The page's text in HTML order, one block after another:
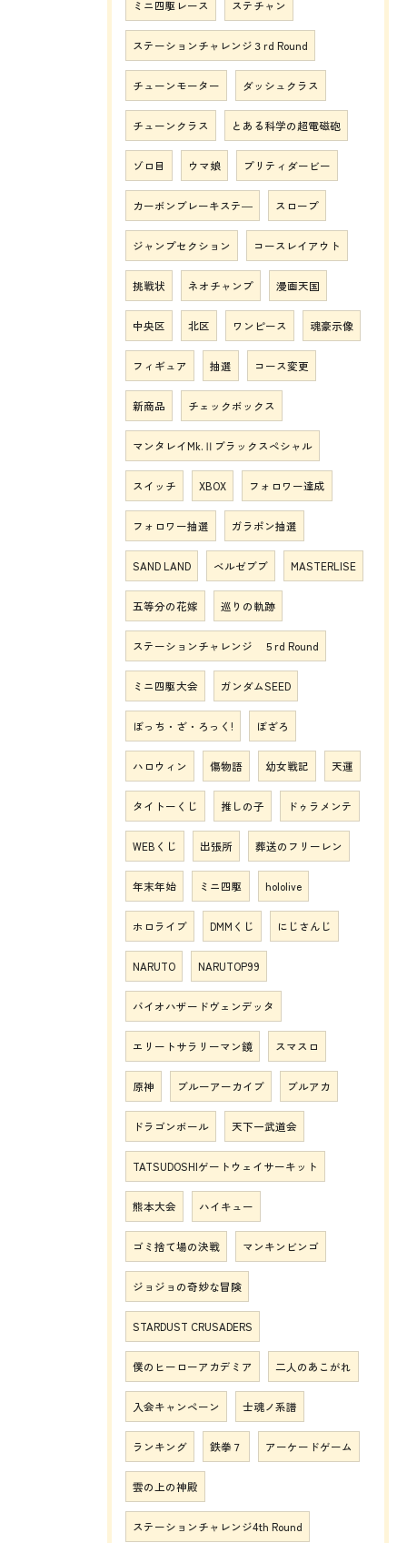
ミニ四駆レース ステチャン
ステーションチャレンジ３rd Round
チューンモーター ダッシュクラス
チューンクラス とある科学の超電磁砲
ゾロ目 ウマ娘 プリティダービー
カーボンブレーキステ― スロープ
ジャンプセクション コースレイアウト
挑戦状 ネオチャンプ 漫画天国
中央区 北区 ワンピース 魂豪示像
フィギュア 抽選 コース変更
新商品 チェックボックス
マンタレイMk.Ⅱブラックスペシャル
スイッチ XBOX フォロワー達成
フォロワー抽選 ガラポン抽選
SAND LAND ベルゼブブ MASTERLISE
五等分の花嫁 巡りの軌跡
ステーションチャレンジ ５rd Round
ミニ四駆大会 ガンダムSEED
ぼっち・ざ・ろっく! ぼざろ
ハロウィン 傷物語 幼女戦記 天運
タイトーくじ 推しの子 ドゥラメンテ
WEBくじ 出張所 葬送のフリーレン
年末年始 ミニ四駆 hololive
ホロライブ DMMくじ にじさんじ
NARUTO NARUTOP99
バイオハザードヴェンデッタ
エリートサラリーマン鏡 スマスロ
原神 ブルーアーカイブ ブルアカ
ドラゴンボール 天下一武道会
TATSUDOSHIゲートウェイサーキット
熊本大会 ハイキュー
ゴミ捨て場の決戦 マンキンビンゴ
ジョジョの奇妙な冒険
STARDUST CRUSADERS
僕のヒーローアカデミア 二人のあこがれ
入会キャンペーン 士魂ノ系譜
ランキング 鉄拳７ アーケードゲーム
雲の上の神殿
ステーションチャレンジ4th Round